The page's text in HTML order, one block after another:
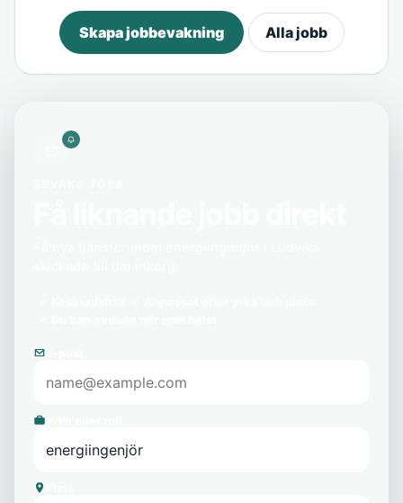
Skapa jobbevakning Alla jobb